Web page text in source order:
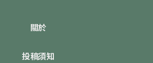
關於
投稿須知